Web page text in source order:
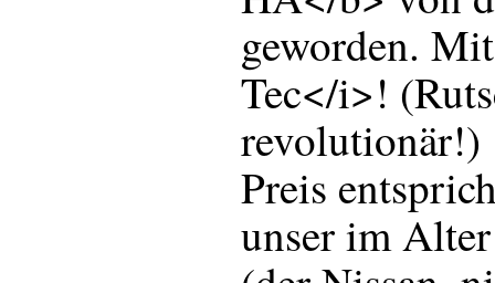
geworden.
Tec</i>!
revolutionär!)
Preis
unser im